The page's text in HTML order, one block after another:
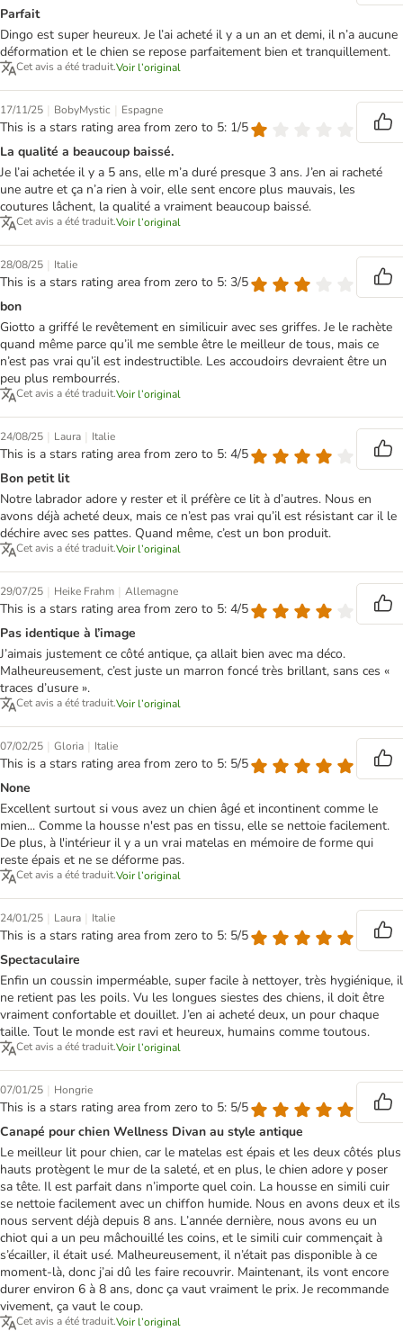
Parfait
Dingo est super heureux. Je l’ai acheté il y a un an et demi, il n’a aucune
déformation et le chien se repose parfaitement bien et tranquillement.
Cet avis a été traduit.Voir l’original
17/11/25 | BobyMystic | Espagne
This is a stars rating area from zero to 5: 1/5
La qualité a beaucoup baissé.
Je l’ai achetée il y a 5 ans, elle m’a duré presque 3 ans. J’en ai racheté
une autre et ça n’a rien à voir, elle sent encore plus mauvais, les
coutures lâchent, la qualité a vraiment beaucoup baissé.
Cet avis a été traduit.Voir l’original
28/08/25 | Italie
This is a stars rating area from zero to 5: 3/5
bon
Giotto a griffé le revêtement en similicuir avec ses griffes. Je le rachète
quand même parce qu’il me semble être le meilleur de tous, mais ce
n’est pas vrai qu’il est indestructible. Les accoudoirs devraient être un
peu plus rembourrés.
Cet avis a été traduit.Voir l’original
24/08/25 | Laura | Italie
This is a stars rating area from zero to 5: 4/5
Bon petit lit
Notre labrador adore y rester et il préfère ce lit à d’autres. Nous en
avons déjà acheté deux, mais ce n’est pas vrai qu’il est résistant car il le
déchire avec ses pattes. Quand même, c’est un bon produit.
Cet avis a été traduit.Voir l’original
29/07/25 | Heike Frahm | Allemagne
This is a stars rating area from zero to 5: 4/5
Pas identique à l’image
J’aimais justement ce côté antique, ça allait bien avec ma déco.
Malheureusement, c’est juste un marron foncé très brillant, sans ces «
traces d’usure ».
Cet avis a été traduit.Voir l’original
07/02/25 | Gloria | Italie
This is a stars rating area from zero to 5: 5/5
None
Excellent surtout si vous avez un chien âgé et incontinent comme le
mien... Comme la housse n'est pas en tissu, elle se nettoie facilement.
De plus, à l'intérieur il y a un vrai matelas en mémoire de forme qui
reste épais et ne se déforme pas.
Cet avis a été traduit.Voir l’original
24/01/25 | Laura | Italie
This is a stars rating area from zero to 5: 5/5
Spectaculaire
Enfin un coussin imperméable, super facile à nettoyer, très hygiénique, il
ne retient pas les poils. Vu les longues siestes des chiens, il doit être
vraiment confortable et douillet. J’en ai acheté deux, un pour chaque
taille. Tout le monde est ravi et heureux, humains comme toutous.
Cet avis a été traduit.Voir l’original
07/01/25 | Hongrie
This is a stars rating area from zero to 5: 5/5
Canapé pour chien Wellness Divan au style antique
Le meilleur lit pour chien, car le matelas est épais et les deux côtés plus
hauts protègent le mur de la saleté, et en plus, le chien adore y poser
sa tête. Il est parfait dans n’importe quel coin. La housse en simili cuir
se nettoie facilement avec un chiffon humide. Nous en avons deux et ils
nous servent déjà depuis 8 ans. L’année dernière, nous avons eu un
chiot qui a un peu mâchouillé les coins, et le simili cuir commençait à
s’écailler, il était usé. Malheureusement, il n’était pas disponible à ce
moment-là, donc j’ai dû les faire recouvrir. Maintenant, ils vont encore
durer environ 6 à 8 ans, donc ça vaut vraiment le prix. Je recommande
vivement, ça vaut le coup.
Cet avis a été traduit.Voir l’original